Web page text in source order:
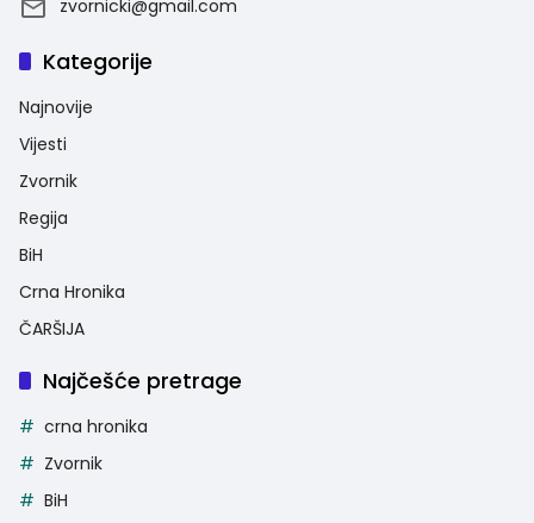
zvornicki@gmail.com
Kategorije
Najnovije
Vijesti
Zvornik
Regija
BiH
Crna Hronika
ČARŠIJA
Najčešće pretrage
crna hronika
Zvornik
BiH